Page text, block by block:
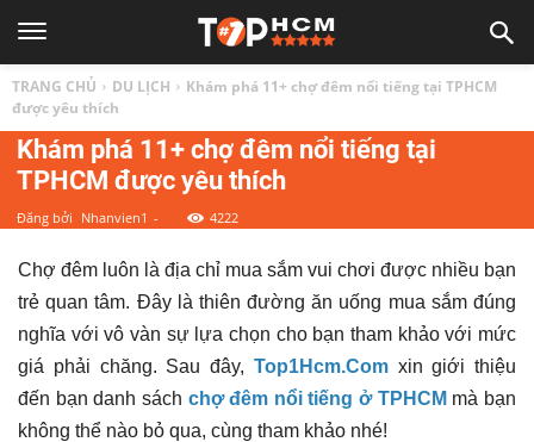
1
HCM
Top
địa
TRANG CHỦ DU LỊCH
Khám phá 11+ chợ đêm nổi tiếng tại TPHCM
được yêu thích
Khám phá 11+ chợ đêm nổi tiếng tại
TPHCM được yêu thích
Đăng bởi Nhanvien1 - 4222
Chợ đêm luôn là địa chỉ mua sắm vui chơi được nhiều bạn
trẻ quan tâm. Đây là thiên đường ăn uống mua sắm đúng
nghĩa với vô vàn sự lựa chọn cho bạn tham khảo với mức
giá phải chăng. Sau đây, Top1Hcm.Comxin giới thiệu
đến bạn danh sách chợ đêm nổi tiếng ở TPHCM mà bạn
không thể nào bỏ qua, cùng tham khảo nhé!